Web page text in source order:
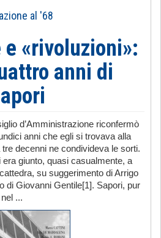
al '68
«rivoluzioni»:
anni di
d’Amministrazione riconfermò
anni che egli si trovava alla
decenni ne condivideva le sorti.
era giunto, quasi casualmente, a
su suggerimento di Arrigo
di Giovanni Gentile[1]. Sapori, pur
...